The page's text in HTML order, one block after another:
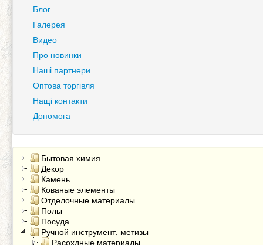
Блог
Галерея
Видео
Про новинки
Наші партнери
Оптова торгівля
Нащі контакти
Допомога
Бытовая химия
Декор
Камень
Кованые элементы
Отделочные материалы
Полы
Посуда
Ручной инструмент, метизы
Расохдные материалы